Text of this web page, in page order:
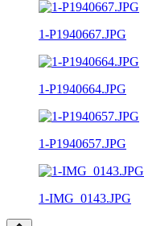
1-P1940667.JPG
1-P1940664.JPG
1-P1940657.JPG
1-IMG_0143.JPG